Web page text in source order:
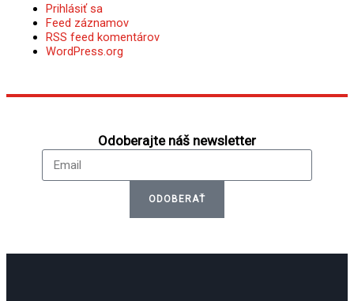
Prihlásiť sa
Feed záznamov
RSS feed komentárov
WordPress.org
Odoberajte náš newsletter
Email
ODOBERAŤ